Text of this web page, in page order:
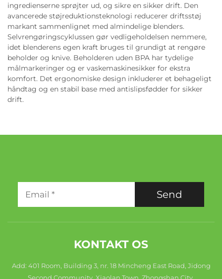
ingredienserne sprøjter ud, og sikre en sikker drift. Den
avancerede støjreduktionsteknologi reducerer driftsstøj
markant sammenlignet med almindelige blenders.
Selvrengøringscyklussen gør vedligeholdelsen nemmere,
idet blenderens egen kraft bruges til grundigt at rengøre
beholder og knive. Beholderen uden BPA har tydelige
målmarkeringer og er vaskemaskinesikker for ekstra
komfort. Det ergonomiske design inkluderer et behageligt
håndtag og en stabil base med antislipsfødder for sikker
drift.
Send
KONTAKT OS
Add: 401 Room, Building 3, nr. 18 Mincheng East Road, Jidong